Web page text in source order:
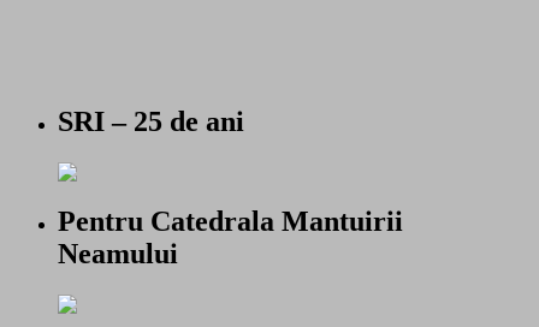
SRI – 25 de ani
Pentru Catedrala Mantuirii
Neamului